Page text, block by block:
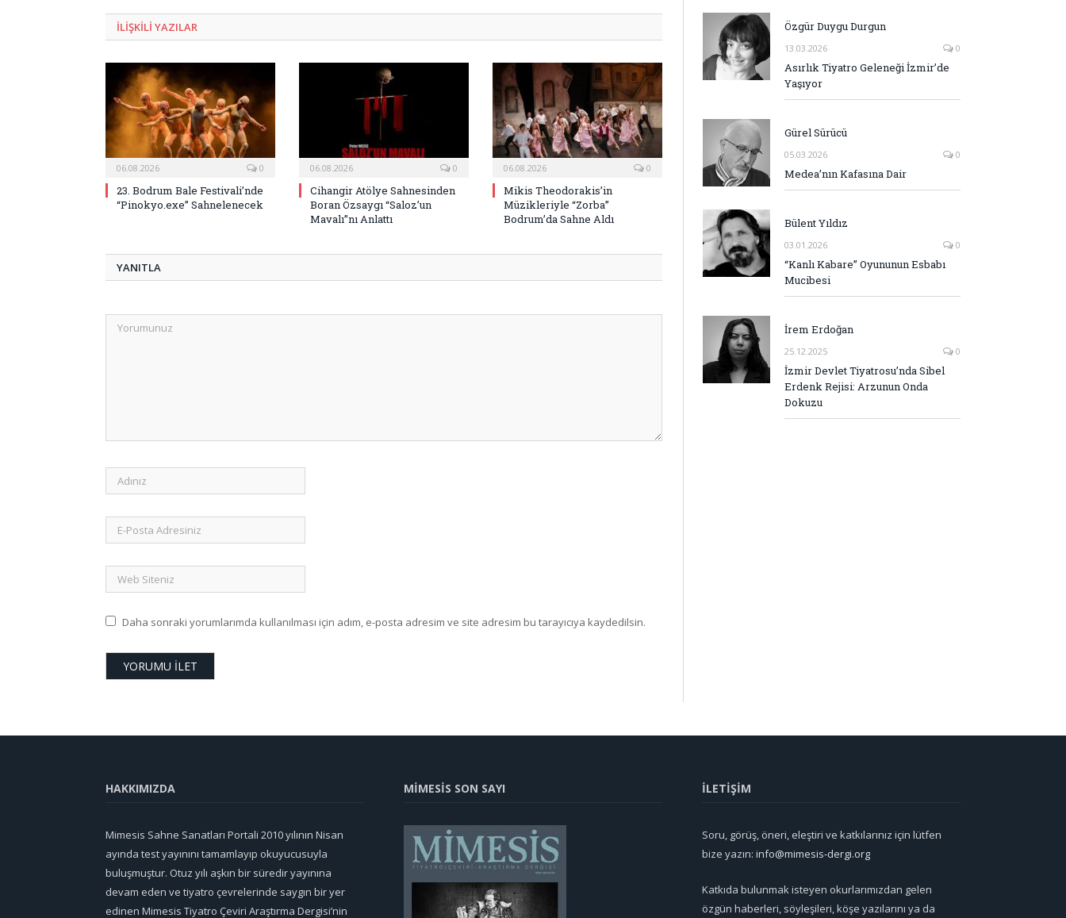
ILIŞKILI YAZILAR
06.08.2026 0
23. Bodrum Bale Festivali’nde
“Pinokyo.exe” Sahnelenecek
06.08.2026 0
Cihangir Atölye Sahnesinden
Boran Özsaygı “Saloz’un
Mavalı”nı Anlattı
06.08.2026 0
Mikis Theodorakis’in
Müzikleriyle “Zorba”
Bodrum’da Sahne Aldı
YANITLA
Daha sonraki yorumlarımda kullanılması için adım, e-posta adresim ve site adresim bu tarayıcıya kaydedilsin.
Özgür Duygu Durgun
13.03.2026 0
Asırlık Tiyatro Geleneği İzmir’de
Yaşıyor
Gürel Sürücü
05.03.2026 0
Medea’nın Kafasına Dair
Bülent Yıldız
03.01.2026 0
“Kanlı Kabare” Oyununun Esbabı
Mucibesi
İrem Erdoğan
25.12.2025 0
İzmir Devlet Tiyatrosu’nda Sibel
Erdenk Rejisi: Arzunun Onda
Dokuzu
HAKKIMIZDA
Mimesis Sahne Sanatları Portali 2010 yılının Nisan
ayında test yayınını tamamlayıp okuyucusuyla
buluşmuştur. Otuz yılı aşkın bir süredir yayınına
devam eden ve tiyatro çevrelerinde saygın bir yer
edinen Mimesis Tiyatro Çeviri Araştırma Dergisi’nin
MİMESİS SON SAYI İLETİŞİM
Soru, görüş, öneri, eleştiri ve katkılarınız için lütfen
bize yazın: info@mimesis-dergi.org
Katkıda bulunmak isteyen okurlarımızdan gelen
özgün haberleri, söyleşileri, köşe yazılarını ya da